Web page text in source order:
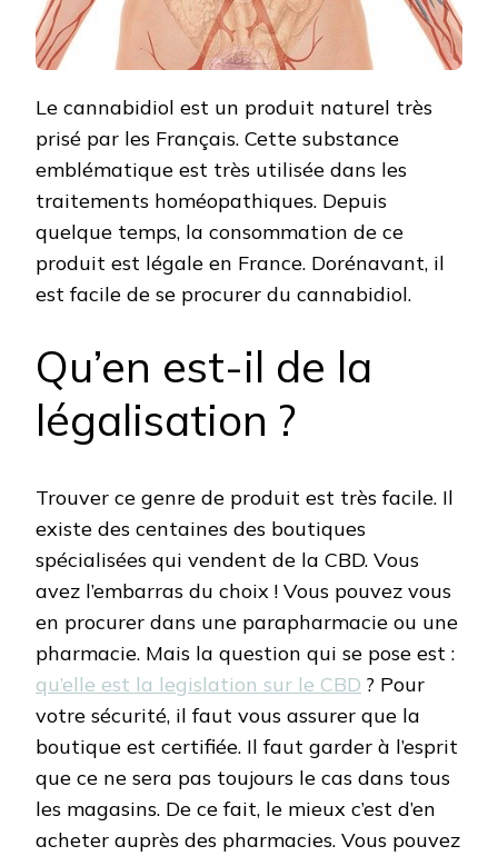
Le cannabidiol est un produit naturel très
prisé par les Français. Cette substance
emblématique est très utilisée dans les
traitements homéopathiques. Depuis
quelque temps, la consommation de ce
produit est légale en France. Dorénavant, il
est facile de se procurer du cannabidiol.
Qu’en est-il de la
légalisation ?
Trouver ce genre de produit est très facile. Il
existe des centaines des boutiques
spécialisées qui vendent de la CBD. Vous
avez l’embarras du choix ! Vous pouvez vous
en procurer dans une parapharmacie ou une
pharmacie. Mais la question qui se pose est :
qu’elle est la legislation sur le CBD ? Pour
votre sécurité, il faut vous assurer que la
boutique est certifiée. Il faut garder à l’esprit
que ce ne sera pas toujours le cas dans tous
les magasins. De ce fait, le mieux c’est d’en
acheter auprès des pharmacies. Vous pouvez